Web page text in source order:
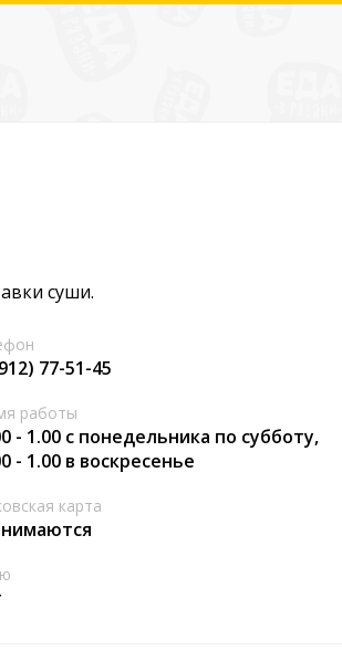
суши.
77-51-45
работы
- 1.00 с понедельника по субботу,
- 1.00 в воскресенье
карта